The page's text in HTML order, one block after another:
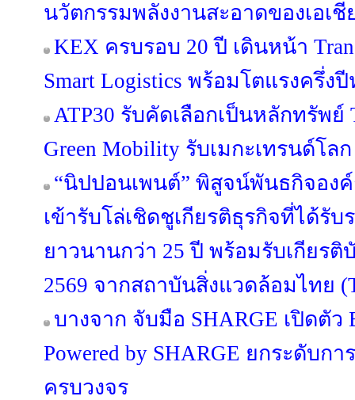
นวัตกรรมพลังงานสะอาดของเอเชี
KEX ครบรอบ 20 ปี เดินหน้า
Smart Logistics พร้อมโตแรงครึ่งปี
ATP30 รับคัดเลือกเป็นหลักทรัพย์
Green Mobility รับเมกะเทรนด์โลก
“นิปปอนเพนต์” พิสูจน์พันธกิจอง
เข้ารับโล่เชิดชูเกียรติธุรกิจที่ได้รับ
ยาวนานกว่า 25 ปี พร้อมรับเกียรติ
2569 จากสถาบันสิ่งแวดล้อมไทย
บางจาก จับมือ SHARGE เปิดตัว
Powered by SHARGE ยกระดับก
ครบวงจร